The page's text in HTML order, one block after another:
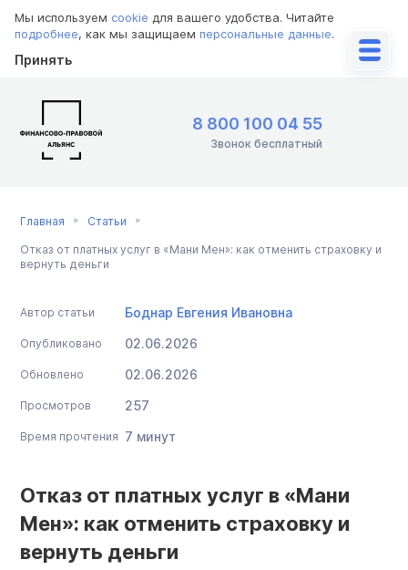
Мы используем cookie для вашего удобства. Читайте
подробнее, как мы защищаем персональные данные.
Принять
8 800 100 04 55
Звонок бесплатный
Главная Статьи
Отказ от платных услуг в «Мани Мен»: как отменить страховку и
вернуть деньги
Автор статьи Боднар Евгения Ивановна
Опубликовано 02.06.2026
Обновлено 02.06.2026
Просмотров 257
Время прочтения 7 минут
Отказ от платных услуг в «Мани
Мен»: как отменить страховку и
вернуть деньги